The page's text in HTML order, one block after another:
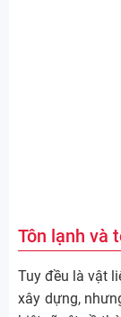
Tôn lạnh và
Tuy đều là vật
xây dựng,